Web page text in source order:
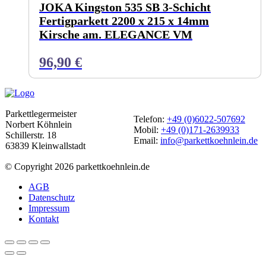
JOKA Kingston 535 SB 3-Schicht
Fertigparkett 2200 x 215 x 14mm
Kirsche am. ELEGANCE VM
96,90 €
Parkettlegermeister
Norbert Köhnlein
Schillerstr. 18
63839 Kleinwallstadt
Telefon: +49 (0)6022-507692
Mobil: +49 (0)171-2639933
Email: info@parkettkoehnlein.de
© Copyright 2026 parkettkoehnlein.de
AGB
Datenschutz
Impressum
Kontakt